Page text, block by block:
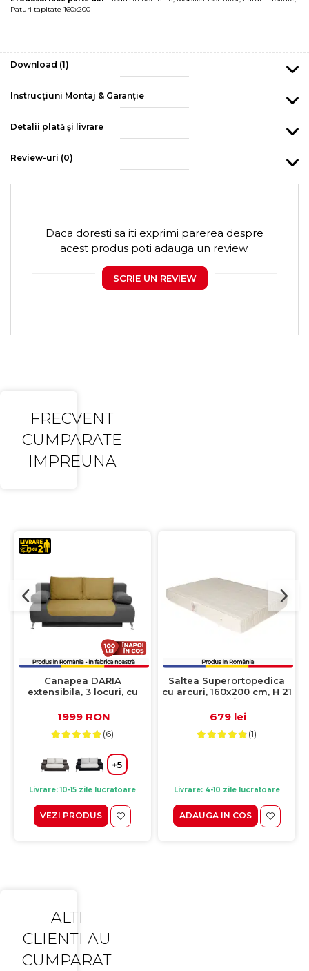
Paturi tapitate 160x200
Download (1)
Instrucțiuni Montaj & Garanție
Detalii plată și livrare
Review-uri (0)
Daca doresti sa iti exprimi parerea despre
acest produs poti adauga un review.
SCRIE UN REVIEW
FRECVENT
CUMPARATE
IMPREUNA
Canapea DARIA
extensibila, 3 locuri, cu
gri inchis + galben,
1999 RON
(6)
+5
Livrare: 10-15 zile lucratoare
VEZI PRODUS
Saltea Superortopedica
cu arcuri, 160x200 cm, H 21
cm, fata vara/fata iarna,
crem
679 lei
(1)
Livrare: 4-10 zile lucratoare
ADAUGA IN COS
ALTI
CLIENTI AU
CUMPARAT